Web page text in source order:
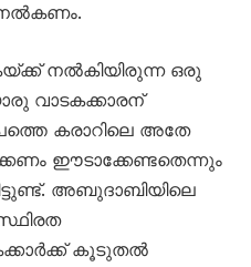
നൽകിയിരുന്ന ഒരു
വാടകക്കാരന്
കരാറിലെ അതേ
ഈടാക്കേണ്ടതെന്നും
അബുദാബിയിലെ
കൂടുതൽ